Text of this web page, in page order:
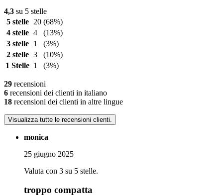
4,3 su 5 stelle
5 stelle
20 (68%)
4 stelle 4
(13%)
3 stelle
1
(3%)
2 stelle 3
(10%)
1 Stelle 1 (3%)
29 recensioni
6 recensioni dei clienti in italiano
18 recensioni dei clienti in altre lingue
Visualizza tutte le recensioni clienti.
monica
25 giugno 2025
Valuta con 3 su 5 stelle.
troppo compatta